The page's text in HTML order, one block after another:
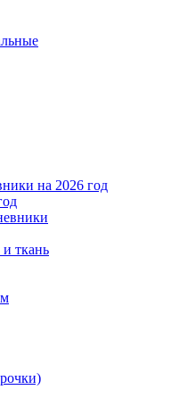
на 2026 год
ткань